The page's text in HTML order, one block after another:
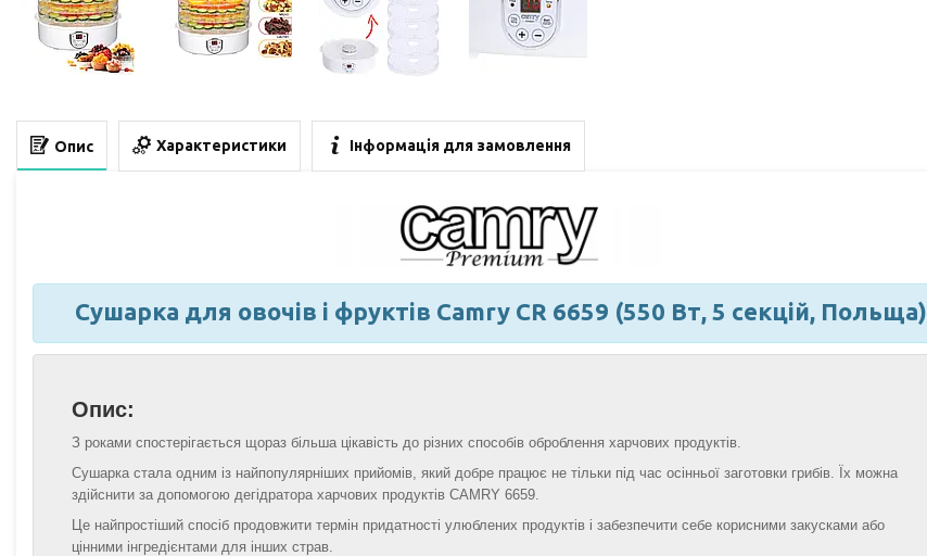
Опис Характеристики Інформація для замовлення
Сушарка для овочів і фруктів Camry CR 6659 (550 Вт, 5 секцій, Польща)
Опис:
З роками спостерігається щораз більша цікавість до різних способів оброблення харчових продуктів.
Сушарка стала одним із найпопулярніших прийомів, який добре працює не тільки під час осінньої заготовки грибів. Їх можна
здійснити за допомогою дегідратора харчових продуктів CAMRY 6659.
Це найпростіший спосіб продовжити термін придатності улюблених продуктів і забезпечити себе корисними закусками або
цінними інгредієнтами для інших страв.